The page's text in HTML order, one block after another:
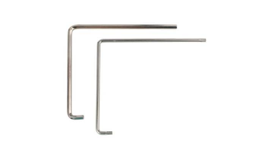
Lampen von Filteilect
Gewichte von Filteilect